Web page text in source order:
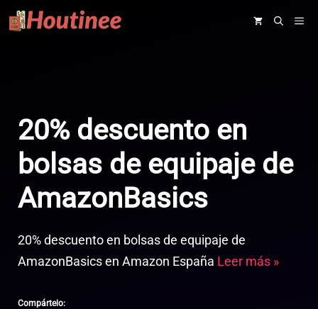
Saltar
al
20% descuento en
bolsas de equipaje de
AmazonBasics
20% descuento en bolsas de equipaje de
AmazonBasics en Amazon España Leer más »
Compártelo: